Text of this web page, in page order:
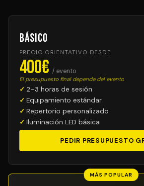
Básico
PRECIO ORIENTATIVO DESDE
400€ / evento
El presupuesto final depende del evento
2–3 horas de sesión
Equipamiento estándar
Repertorio personalizado
Iluminación LED básica
PEDIR PRESUPUESTO
MÁS POPULAR